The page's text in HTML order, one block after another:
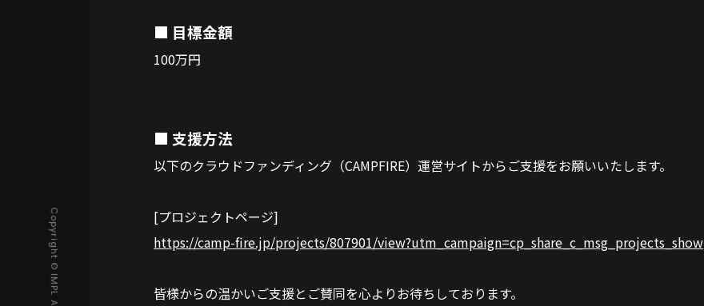
■ 目標金額
100万円
■ 支援方法
以下のクラウドファンディング（CAMPFIRE）運営サイトからご支援をお願いいたします。
[プロジェクトページ]
https://camp-fire.jp/projects/807901/view?utm_campaign=cp_share_c_msg_projects_show
皆様からの温かいご支援とご賛同を心よりお待ちしております。